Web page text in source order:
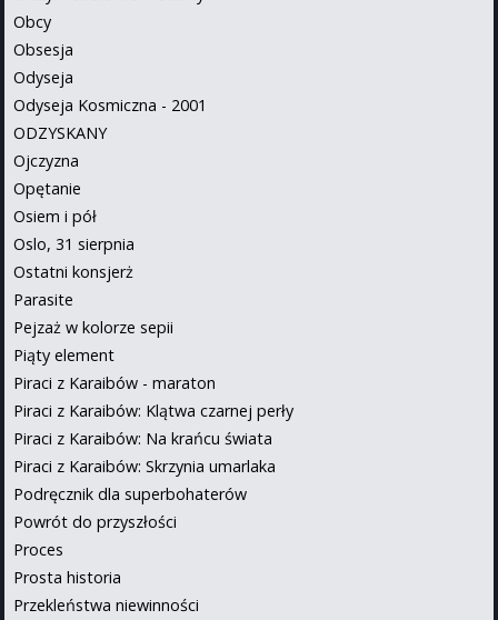
Obcy
Obsesja
Odyseja
Odyseja Kosmiczna - 2001
ODZYSKANY
Ojczyzna
Opętanie
Osiem i pół
Oslo, 31 sierpnia
Ostatni konsjerż
Parasite
Pejzaż w kolorze sepii
Piąty element
Piraci z Karaibów - maraton
Piraci z Karaibów: Klątwa czarnej perły
Piraci z Karaibów: Na krańcu świata
Piraci z Karaibów: Skrzynia umarlaka
Podręcznik dla superbohaterów
Powrót do przyszłości
Proces
Prosta historia
Przekleństwa niewinności